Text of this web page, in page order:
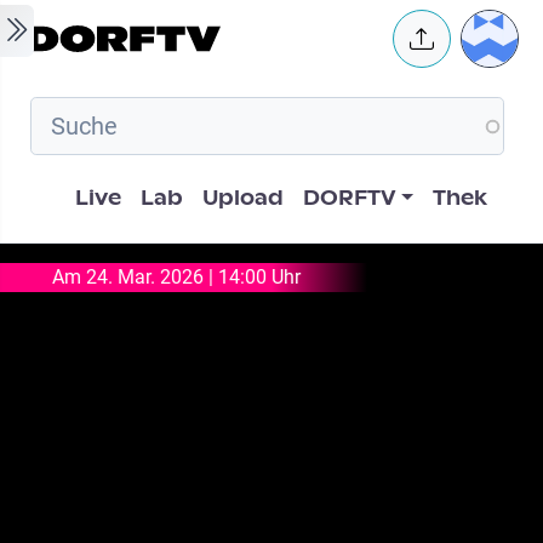
Skip to main content User
Hauptnavigation
Live Lab Upload DORFTV Thek
Am 24. Mar. 2026 | 14:00 Uhr